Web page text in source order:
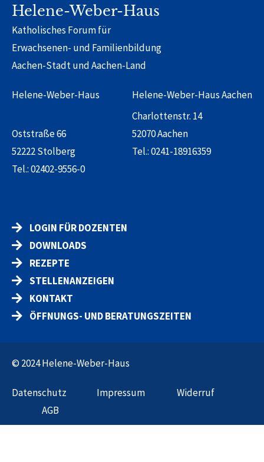
Helene-Weber-Haus
Katholisches Forum für
Erwachsenen- und Familienbildung
Aachen-Stadt und Aachen-Land
Helene-Weber-Haus
Oststraße 66
52222 Stolberg
Tel.:02402-9556-0
Helene-Weber-Haus Aachen
Charlottenstr. 14
52070 Aachen
Tel.:0241-18916359
LOGIN FÜR DOZENTEN
DOWNLOADS
REZEPTE
STELLENANZEIGEN
KONTAKT
ÖFFNUNGS- UND BERATUNGSZEITEN
© 2024 Helene-Weber-Haus
Datenschutz Impressum
Widerruf
AGB